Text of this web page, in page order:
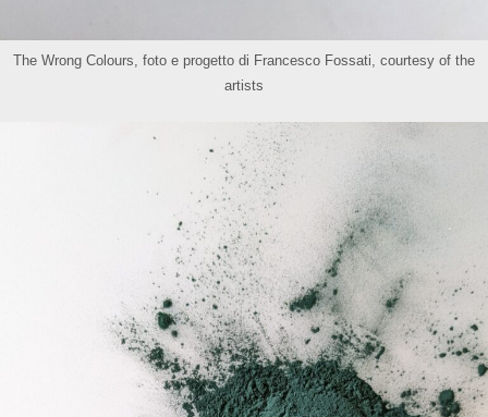
The Wrong Colours, foto e progetto di Francesco Fossati, courtesy of the
artists